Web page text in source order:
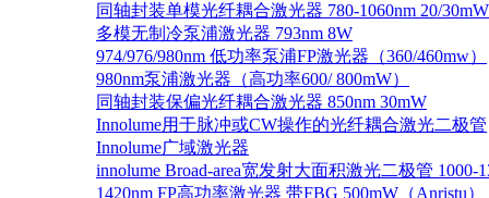
同轴封装单模光纤耦合激光器 780-1060nm 20/30mW
多模无制冷泵浦激光器 793nm 8W
974/976/980nm 低功率泵浦FP激光器（360/460mw）
980nm泵浦激光器（高功率600/ 800mW）
同轴封装保偏光纤耦合激光器 850nm 30mW
Innolume用于脉冲或CW操作的光纤耦合激光二极管
Innolume广域激光器
innolume Broad-area宽发射大面积激光二极管 1000-
1420nm FP高功率激光器 带FBG 500mW（Anristu）